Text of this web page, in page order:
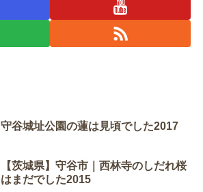
守谷城址公園の蓮は見頃でした2017
【茨城県】守谷市｜西林寺のしだれ桜
はまだでした2015